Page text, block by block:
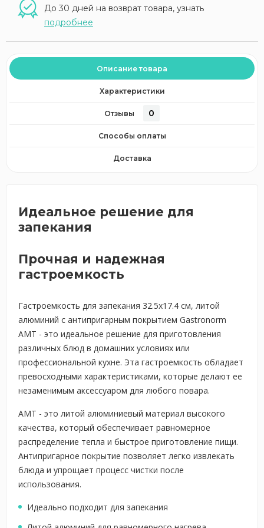
До 30 дней на возврат товара, узнать
подробнее
Описание товара
Характеристики
Отзывы 0
Способы оплаты
Доставка
Идеальное решение для
запекания
Прочная и надежная
гастроемкость
Гастроемкость для запекания 32.5x17.4 см, литой
алюминий с антипригарным покрытием Gastronorm
AMT - это идеальное решение для приготовления
различных блюд в домашних условиях или
профессиональной кухне. Эта гастроемкость обладает
превосходными характеристиками, которые делают ее
незаменимым аксессуаром для любого повара.
AMT - это литой алюминиевый материал высокого
качества, который обеспечивает равномерное
распределение тепла и быстрое приготовление пищи.
Антипригарное покрытие позволяет легко извлекать
блюда и упрощает процесс чистки после
использования.
Идеально подходит для запекания